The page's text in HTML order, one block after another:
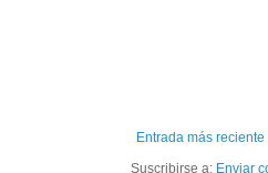
Entrada más reciente
Suscribirse a: Enviar